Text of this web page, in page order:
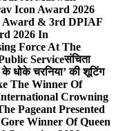
Icon Award 2026
Award & 3rd DPIAF
2026 In
Force At The
Serviceसंचिता
के धोके चरनिया’ की शूटिंग
The Winner Of
Crowning
Pageant Presented
Winner Of Queen